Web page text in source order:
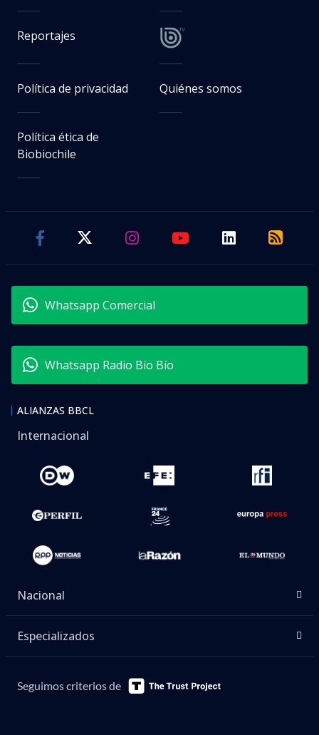
Reportajes
Política de privacidad Quiénes somos
Política ética de
Biobiochile
Whatsapp Comercial
Whatsapp Radio Bío Bío
ALIANZAS BBCL
Internacional
Nacional
Especializados
Seguimos criterios de